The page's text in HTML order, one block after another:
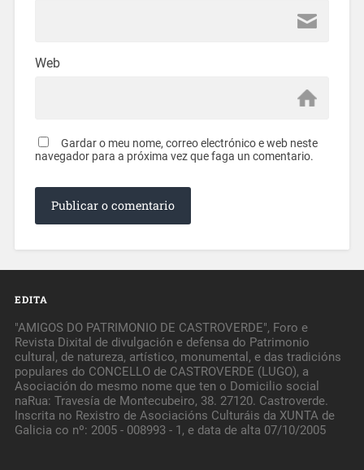
Web
Gardar o meu nome, correo electrónico e web neste
navegador para a próxima vez que faga un comentario.
EDITA
"AMIGOS DO PATRIMONIO DE CASTROVERDE", Foro e
Revista Dixital de divulgación e defensa do Patrimonio
cultural, de natureza, artístico, monumental, e das tradicións
populares do CONCELLO de CASTROVERDE (LUGO), a
Asociación do mesmo nome que ten o Domicilio social
naRua: Travesía de Montecubeiro, 38. 27120. Castroverde.
Inscrita no Rexistro de Asociacións Culturáis da XUNTA de
Galicia co nº: 2005 - 008993 - 1, e data de alta 07/10/2005